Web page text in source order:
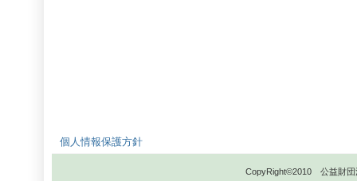
個人情報保護方針
CopyRight©2010 公益財団